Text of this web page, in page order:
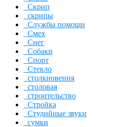
Скрип
скрипы
Службы помощи
Смех
Снег
Собаки
Спорт
Стекло
столкновения
столовая
строительство
Стройка
Студийные звуки
сумки